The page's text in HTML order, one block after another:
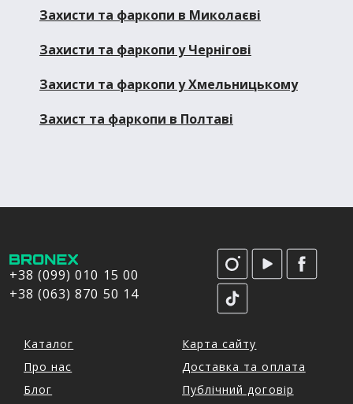
Захисти та фаркопи в Миколаєві
Захисти та фаркопи у Чернігові
Захисти та фаркопи у Хмельницькому
Захист та фаркопи в Полтаві
+38 (099) 010 15 00
+38 (063) 870 50 14
Каталог
Про нас
Блог
Карта сайту
Доставка та оплата
Публічний договір